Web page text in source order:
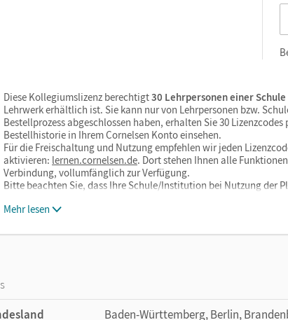
Diese Kollegiumslizenz berechtigt30 Lehrpersonen einer Schule
Lehrwerk erhältlich ist. Sie kann nur von Lehrpersonen bzw.
Bestellprozess abgeschlossen haben, erhalten Sie 30
Bestellhistorie in Ihrem Cornelsen Konto einsehen.
Für die Freischaltung und Nutzung empfehlen wir jeden
aktivieren: lernen.cornelsen.de. Dort stehen Ihnen alle
Verbindung, vollumfänglich zur Verfügung.
Bitte beachten Sie, dass Ihre Schule/Institution bei Nutzung der
Mehr lesen
Baden-Württemberg, Berlin,